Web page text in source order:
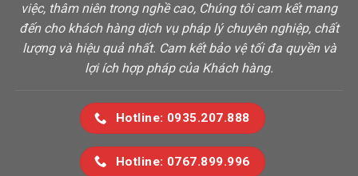
việc, thâm niên trong nghề cao, Chúng tôi cam kết mang
đến cho khách hàng dịch vụ pháp lý chuyên nghiệp, chất
lượng và hiệu quả nhất. Cam kết bảo vệ tối đa quyền và
lợi ích hợp pháp của Khách hàng.
Hotline: 0935.207.888
Hotline: 0767.899.996